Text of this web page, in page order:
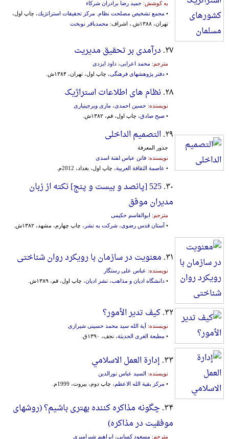
به کوشش: حمید رضا برادران شرکاء
• مجمع تشخیص مصلحت نظام. مركز تحقیقات استراتژیك، چاپ اول،
تهران، ۱۳۸۸ش.، اشراف:
محمدباقر نوبخت
۲۷. درآمدی بر تحقیق مدیریت
مترجم: محمد اعرابی، داود ایزدی
• دفتر پژوهشهای فرهنگی، چاپ اول، تهران، ۱۳۸۴ش.
۲۸. نظام های اطلاعات استراژیک
نویسنده: حسین احمدی، ماری ویرجینیاری
• صبح صادق، چاپ اول، قم، ۱۳۸۲ش.
۲۹. التصمیم الداخلی
جذور المعرفة
نویسنده: فاتن عباس لفتة اسدی
• عاصمة الثقافة العربیة، چاپ اول، بغداد، 2012م.
۳۰.
525 [پانصد و بیست‌ و پنج‌] نکته از زبان
مدیران موفق
مترجم: ابوالقاسم حکیمی
• آستان قدس رضوی، شرکت به نشر ، چاپ چهارم، مشهد، ۱۳۸۲ش.
۳۱. معنویت در سازمان با رویکرد روان شناختی
نویسنده: عباس علی رستگار
• دانشگاه ادیان و مذاهب، نشر ادیان، چاپ اول، قم، ۱۳۸۹ش.
۳۲. کیف تدیر الأمور؟
نویسنده: آیة الله سید محمد حسینی شیرازی
• مطبعة الغری الحدیثة، نجف، ۱۳۹۰ق.
۳۳. إدارة العمل الاسلامي
نویسنده: السید عباس نورالدین
• مرکز بقیة الله الاعظم ، چاپ دوم، بیروت، 1999م.
۳۴. چگونه مذاکره کننده بهتری باشیم؟ (روشهای
موفقیت در مذاکره)
مترجم: مسعود کسایی، ابراهیم شیرامیری